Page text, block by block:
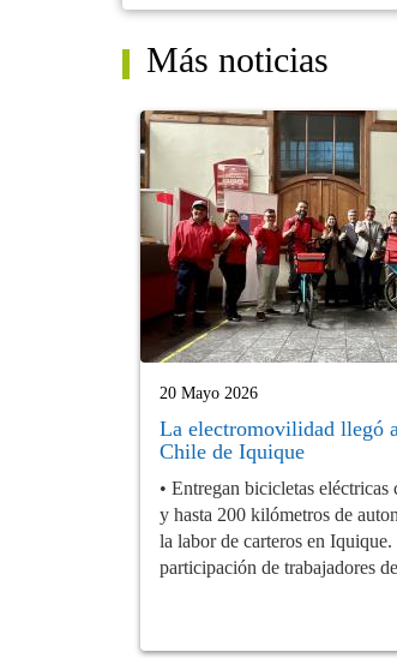
Más noticias
20 Mayo 2026
La electromovilidad llegó
Chile de Iquique
• Entregan bicicletas
y hasta 200 kilómetros de
la labor de carteros en Iquique.
participación de trabajadores